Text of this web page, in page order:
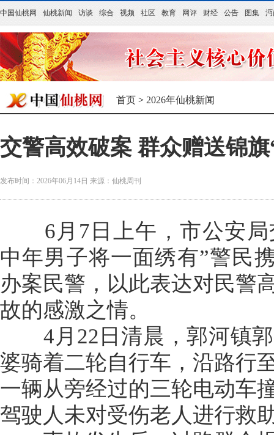
中国仙桃网 仙桃新闻 访谈 综合 视频 社区 教育 网评 财经 公告 图集
首页 > 2026年仙桃新闻
交警高效破案 群众赠送锦旗
发布时间：2026年06月14日 来源： 仙桃周刊
6月7日上午，市公安局
中年男子将一面绣有”警民
办案民警，以此表达对民警
故的感激之情。
4月22日清晨，郭河镇郭
婆骑着二轮自行车，沿路行
一辆从旁经过的三轮电动车
驾驶人未对受伤老人进行救